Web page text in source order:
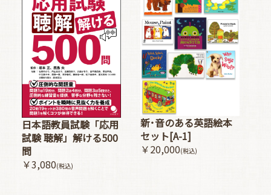
日本語教員試験「応用
試験 聴解」解ける500
問
￥3,080(税込)
新･音のある英語絵本
セット[A-1]
￥20,000(税込)